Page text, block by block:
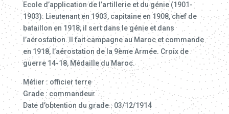
Ecole d’application de l’artillerie et du génie (1901-
1903). Lieutenant en 1903, capitaine en 1908, chef de
bataillon en 1918, il sert dans le génie et dans
l’aérostation. Il fait campagne au Maroc et commande
en 1918, l’aérostation de la 9ème Armée. Croix de
guerre 14-18, Médaille du Maroc.
Métier : officier terre
Grade : commandeur
Date d’obtention du grade : 03/12/1914